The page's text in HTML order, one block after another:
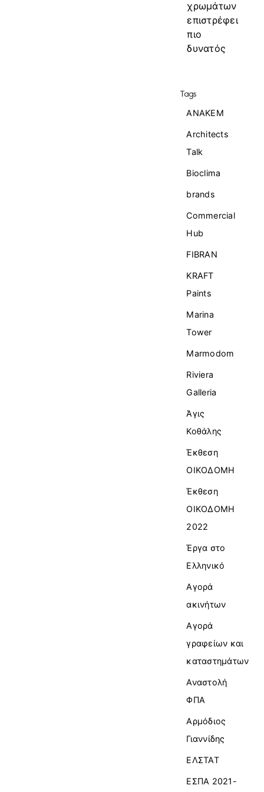
χρωμάτων
επιστρέφει
πιο
δυνατός
Tags
ANAKEM
Architects
Talk
Bioclima
brands
Commercial
Ηub
FIBRAN
KRAFT
Paints
Marina
Tower
Marmodom
Riviera
Galleria
Άγις
Κοθάλης
Έκθεση
ΟΙΚΟΔΟΜΗ
Έκθεση
ΟΙΚΟΔΟΜΗ
2022
Έργα στο
Ελληνικό
Αγορά
ακινήτων
Αγορά
γραφείων και
καταστημάτων
Αναστολή
ΦΠΑ
Αρμόδιος
Γιαννίδης
ΕΛΣΤΑΤ
ΕΣΠΑ 2021-